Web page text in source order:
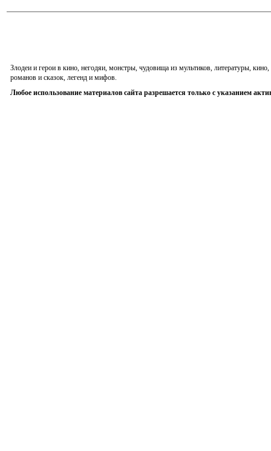
Злодеи и герои в кино, негодяи, монстры, чудовища из мультиков, литературы,
романов и сказок, легенд и мифов.
Любое использование материалов сайта разрешается только с указанием